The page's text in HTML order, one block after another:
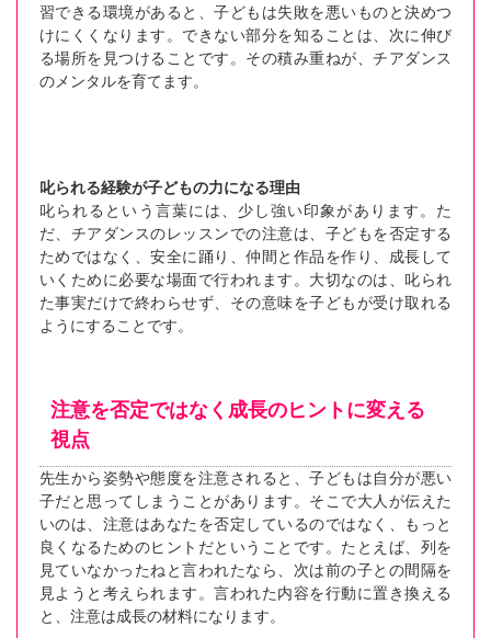
習できる環境があると、子どもは失敗を悪いものと決めつ
けにくくなります。できない部分を知ることは、次に伸び
る場所を見つけることです。その積み重ねが、チアダンス
のメンタルを育てます。
叱られる経験が子どもの力になる理由
叱られるという言葉には、少し強い印象があります。た
だ、チアダンスのレッスンでの注意は、子どもを否定する
ためではなく、安全に踊り、仲間と作品を作り、成長して
いくために必要な場面で行われます。大切なのは、叱られ
た事実だけで終わらせず、その意味を子どもが受け取れる
ようにすることです。
注意を否定ではなく成長のヒントに変える
視点
先生から姿勢や態度を注意されると、子どもは自分が悪い
子だと思ってしまうことがあります。そこで大人が伝えた
いのは、注意はあなたを否定しているのではなく、もっと
良くなるためのヒントだということです。たとえば、列を
見ていなかったねと言われたなら、次は前の子との間隔を
見ようと考えられます。言われた内容を行動に置き換える
と、注意は成長の材料になります。